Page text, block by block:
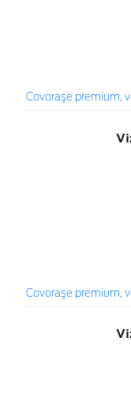
Covoraşe premium,
Covoraşe premium,